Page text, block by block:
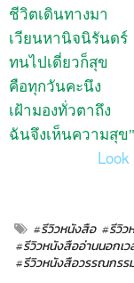
ชีวิตเดินทางมา
เวียนหานิจนิรันดร์
ทนไปเดี่ยวก็สุข
คือทุกวันคะนึง
เฝ้ามองทั่วตาถึง
ฉันจึงเห็นความสุข"
#รีวิวหนังสือ #รีวิว
#รีวิวหนังสืออ่านนอกเว
#รีวิวหนังสือวรรณกรรม